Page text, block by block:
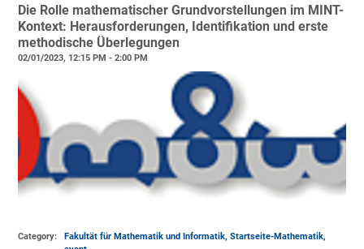
Die Rolle mathematischer Grundvorstellungen im MINT-
Kontext: Herausforderungen, Identifikation und erste
methodische Überlegungen
02/01/2023, 12:15 PM - 2:00 PM
Category:
Fakultät für Mathematik und Informatik, Startseite-Mathematik,